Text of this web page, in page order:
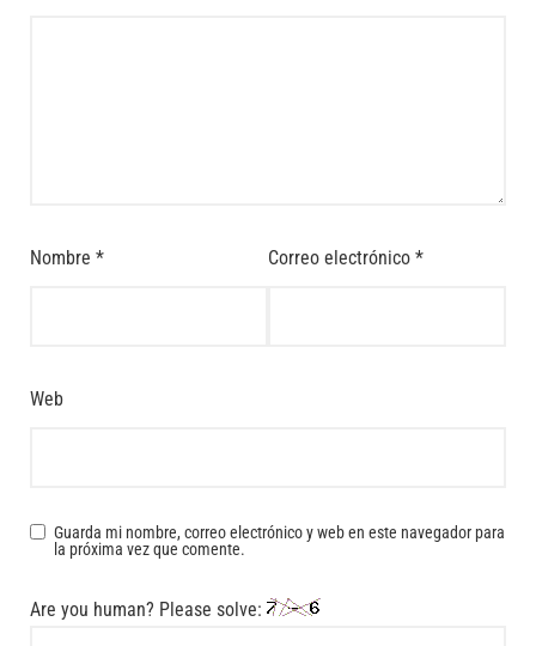
Nombre * Correo electrónico *
Web
Guarda mi nombre, correo electrónico y web en este navegador para
la próxima vez que comente.
Are you human? Please solve: